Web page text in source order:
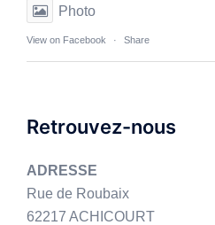
Photo
View on Facebook · Share
Retrouvez-nous
ADRESSE
Rue de Roubaix
62217 ACHICOURT